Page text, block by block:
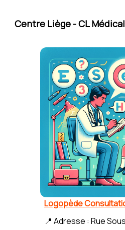
Centre Liège - CL Médical
Logopède
📍 Adresse : Rue